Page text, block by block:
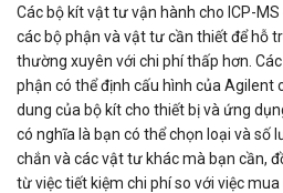
Các bộ kít vật tư vận hành cho ICP-
các bộ phận và vật tư cần thiết để hỗ
thường xuyên với chi phí thấp hơn.
phận có thể định cấu hình của Agilent
dung của bộ kít cho thiết bị và ứng
có nghĩa là bạn có thể chọn loại và số
chắn và các vật tư khác mà bạn cần,
từ việc tiết kiệm chi phí so với việc mua